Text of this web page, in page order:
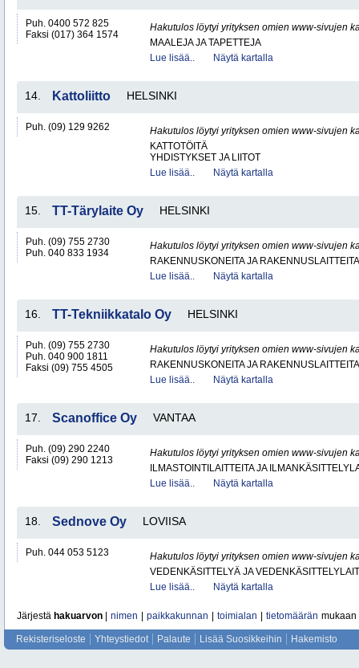
Puh. 0400 572 825
Faksi (017) 364 1574
Hakutulos löytyi yrityksen omien www-sivujen
MAALEJA JA TAPETTEJA
Lue lisää..
Näytä kartalla
14. Kattoliitto HELSINKI
Puh. (09) 129 9262
Hakutulos löytyi yrityksen omien www-sivujen
KATTOTÖITÄ
YHDISTYKSET JA LIITOT
Lue lisää..
Näytä kartalla
15. TT-Tärylaite Oy HELSINKI
Puh. (09) 755 2730
Puh. 040 833 1934
Hakutulos löytyi yrityksen omien www-sivujen
RAKENNUSKONEITA JA RAKENNUSLAITTEITA
Lue lisää..
Näytä kartalla
16. TT-Tekniikkatalo Oy HELSINKI
Puh. (09) 755 2730
Puh. 040 900 1811
Faksi (09) 755 4505
Hakutulos löytyi yrityksen omien www-sivujen
RAKENNUSKONEITA JA RAKENNUSLAITTEITA
Lue lisää..
Näytä kartalla
17. Scanoffice Oy VANTAA
Puh. (09) 290 2240
Faksi (09) 290 1213
Hakutulos löytyi yrityksen omien www-sivujen
ILMASTOINTILAITTEITA JA
Lue lisää..
Näytä kartalla
18. Sednove Oy LOVIISA
Puh. 044 053 5123
Hakutulos löytyi yrityksen omien www-sivujen
VEDENKÄSITTELYÄ JA
Lue lisää..
Näytä kartalla
Järjestä hakuarvon nimen paikkakunnan toimialan tietomäärän mukaan
Rekisteriseloste Yhteystiedot Palaute Lisää Suosikkeihin Hakemisto